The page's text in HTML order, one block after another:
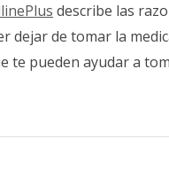
describe las
dejar de tomar la
te pueden ayudar a